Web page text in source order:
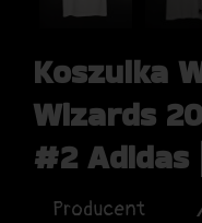
Koszulka
Wizards
#2 Adidas
Producent